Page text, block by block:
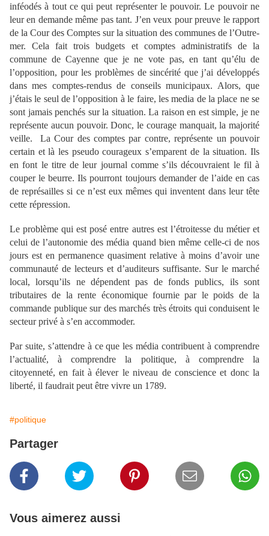
inféodés à tout ce qui peut représenter le pouvoir. Le pouvoir ne
leur en demande même pas tant. J’en veux pour preuve le rapport
de la Cour des Comptes sur la situation des communes de l’Outre-
mer. Cela fait trois budgets et comptes administratifs de la
commune de Cayenne que je ne vote pas, en tant qu’élu de
l’opposition, pour les problèmes de sincérité que j’ai développés
dans mes comptes-rendus de conseils municipaux. Alors, que
j’étais le seul de l’opposition à le faire, les media de la place ne se
sont jamais penchés sur la situation. La raison en est simple, je ne
représente aucun pouvoir. Donc, le courage manquait, la majorité
veille. La Cour des comptes par contre, représente un pouvoir
certain et là les pseudo courageux s’emparent de la situation. Ils
en font le titre de leur journal comme s’ils découvraient le fil à
couper le beurre. Ils pourront toujours demander de l’aide en cas
de représailles si ce n’est eux mêmes qui inventent dans leur tête
cette répression.
Le problème qui est posé entre autres est l’étroitesse du métier et
celui de l’autonomie des média quand bien même celle-ci de nos
jours est en permanence quasiment relative à moins d’avoir une
communauté de lecteurs et d’auditeurs suffisante. Sur le marché
local, lorsqu’ils ne dépendent pas de fonds publics, ils sont
tributaires de la rente économique fournie par le poids de la
commande publique sur des marchés très étroits qui conduisent le
secteur privé à s’en accommoder.
Par suite, s’attendre à ce que les média contribuent à comprendre
l’actualité, à comprendre la politique, à comprendre la
citoyenneté, en fait à élever le niveau de conscience et donc la
liberté, il faudrait peut être vivre un 1789.
#politique
Partager
Vous aimerez aussi